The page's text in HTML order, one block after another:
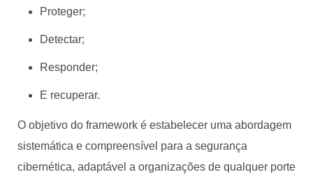
Proteger;
Detectar;
Responder;
E recuperar.
O objetivo do framework é estabelecer uma abordagem
sistemática e compreensível para a segurança
cibernética, adaptável a organizações de qualquer porte